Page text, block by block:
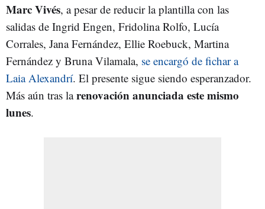
Marc Vivés, a pesar de reducir la plantilla con las
salidas de Ingrid Engen, Fridolina Rolfo, Lucía
Corrales, Jana Fernández, Ellie Roebuck, Martina
Fernández y Bruna Vilamala, se encargó de fichar a
Laia Alexandrí. El presente sigue siendo esperanzador.
Más aún tras larenovación anunciada este mismo
lunes.